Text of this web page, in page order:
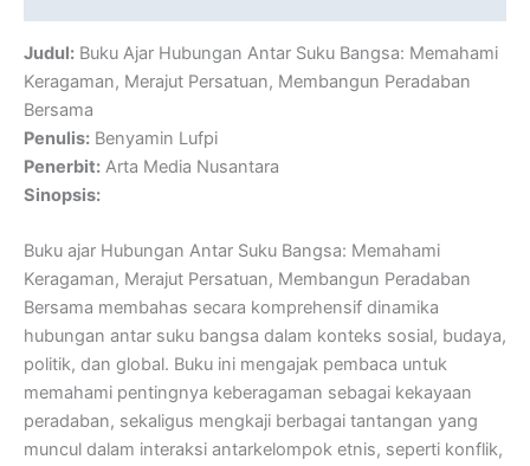
Judul: Buku Ajar Hubungan Antar Suku Bangsa: Memahami
Keragaman, Merajut Persatuan, Membangun Peradaban
Bersama
Penulis: Benyamin Lufpi
Penerbit: Arta Media Nusantara
Sinopsis:
Buku ajar Hubungan Antar Suku Bangsa: Memahami
Keragaman, Merajut Persatuan, Membangun Peradaban
Bersama membahas secara komprehensif dinamika
hubungan antar suku bangsa dalam konteks sosial, budaya,
politik, dan global. Buku ini mengajak pembaca untuk
memahami pentingnya keberagaman sebagai kekayaan
peradaban, sekaligus mengkaji berbagai tantangan yang
muncul dalam interaksi antarkelompok etnis, seperti konflik,